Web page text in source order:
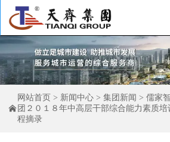

网站首页 > 新闻中心 > 集团新闻 > 儒家
团２０１８年中高层干部综合能力素质
程摘录